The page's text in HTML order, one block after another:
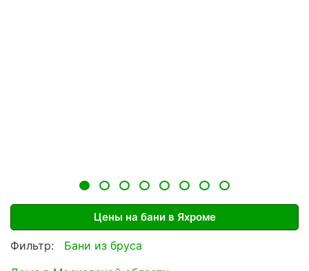
Цены на бани в Яхроме
Фильтр:
Бани из бруса